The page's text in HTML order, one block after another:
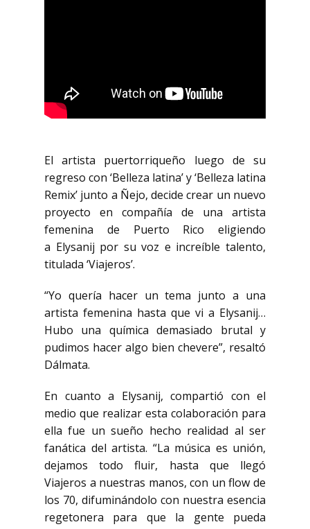
El artista puertorriqueño luego de su
regreso con ‘Belleza latina’ y ‘Belleza latina
Remix’ junto a Ñejo, decide crear un nuevo
proyecto en compañía de una artista
femenina de Puerto Rico eligiendo
a Elysanij por su voz e increíble talento,
titulada ‘Viajeros’.
“Yo quería hacer un tema junto a una
artista femenina hasta que vi a Elysanij…
Hubo una química demasiado brutal y
pudimos hacer algo bien chevere”, resaltó
Dálmata.
En cuanto a Elysanij, compartió con el
medio que realizar esta colaboración para
ella fue un sueño hecho realidad al ser
fanática del artista. “La música es unión,
dejamos todo fluir, hasta que llegó
Viajeros a nuestras manos, con un flow de
los 70, difuminándolo con nuestra esencia
regetonera para que la gente pueda